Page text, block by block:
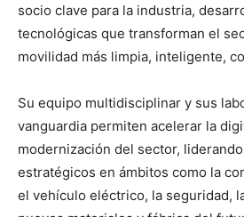
socio clave para la industria,
tecnológicas que transforman el
movilidad más limpia, inteligente,
Su equipo multidisciplinar y sus
vanguardia permiten acelerar la
modernización del sector,
estratégicos en ámbitos como la
el vehículo eléctrico, la seguridad,